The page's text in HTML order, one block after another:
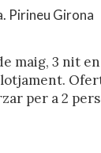
Pirineu Girona
maig, 3 nit
per a 2